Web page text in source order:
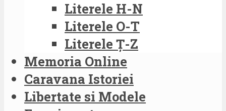
Literele H-N
Literele O-T
Literele Ț-Z
Memoria Online
Caravana Istoriei
Libertate si Modele